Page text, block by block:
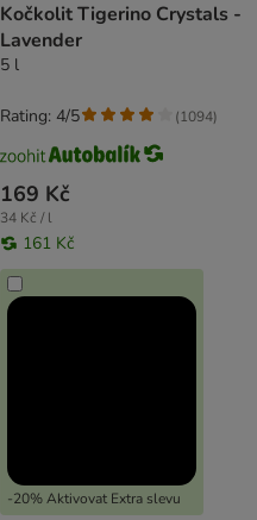
Kočkolit Tigerino Crystals -
Lavender
5 l
169 Kč
34 Kč / l
161 Kč
-20% Aktivovat Extra slevu
Rating: 4/5 (1094)